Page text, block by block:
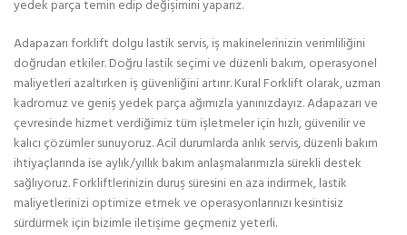
yedek parça temin edip değişimini yaparız.
Adapazarı forklift dolgu lastik servis, iş makinelerinizin verimliliğini
doğrudan etkiler. Doğru lastik seçimi ve düzenli bakım, operasyonel
maliyetleri azaltırken iş güvenliğini artırır. Kural Forklift olarak, uzman
kadromuz ve geniş yedek parça ağımızla yanınızdayız. Adapazarı ve
çevresinde hizmet verdiğimiz tüm işletmeler için hızlı, güvenilir ve
kalıcı çözümler sunuyoruz. Acil durumlarda anlık servis, düzenli bakım
ihtiyaçlarında ise aylık/yıllık bakım anlaşmalarımızla sürekli destek
sağlıyoruz. Forkliftlerinizin duruş süresini en aza indirmek, lastik
maliyetlerinizi optimize etmek ve operasyonlarınızı kesintisiz
sürdürmek için bizimle iletişime geçmeniz yeterli.